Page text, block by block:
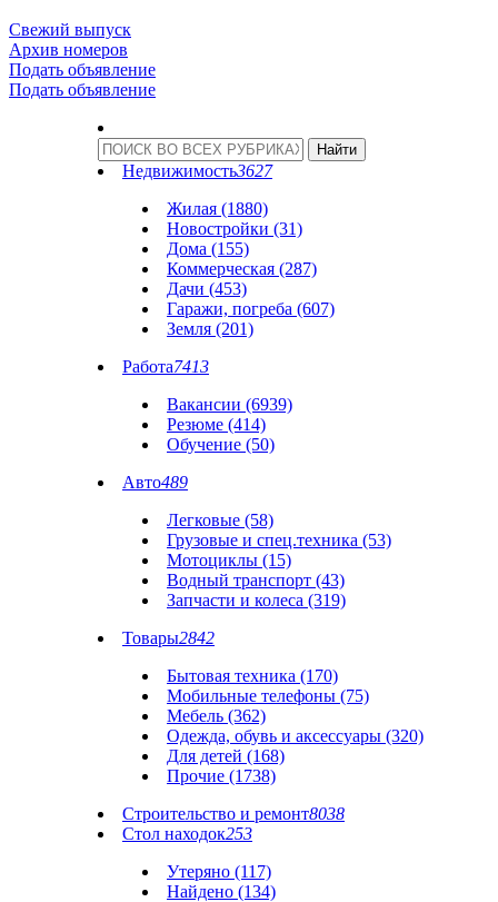
Свежий выпуск
Архив номеров
Подать объявление
Подать объявление
Недвижимость3627
Жилая (1880)
Новостройки (31)
Дома (155)
Коммерческая (287)
Дачи (453)
Гаражи, погреба (607)
Земля (201)
Работа7413
Вакансии (6939)
Резюме (414)
Обучение (50)
Авто489
Легковые (58)
Грузовые и спец.техника (53)
Мотоциклы (15)
Водный транспорт (43)
Запчасти и колеса (319)
Товары2842
Бытовая техника (170)
Мобильные телефоны (75)
Мебель (362)
Одежда, обувь и аксессуары (320)
Для детей (168)
Прочие (1738)
Строительство и ремонт8038
Стол находок253
Утеряно (117)
Найдено (134)